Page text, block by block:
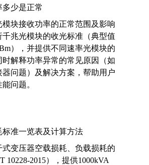
少是正常
块接收功率的正常范围及影响
千兆光模块的收光标准（典型值
），并提供不同速率光模块的
解释功率异常的常见原因（如
问题）及解决方案，帮助用户
问题。
准一览表及计算方法
变压器空载损耗、负载损耗的
10228-2015），提供1000kVA